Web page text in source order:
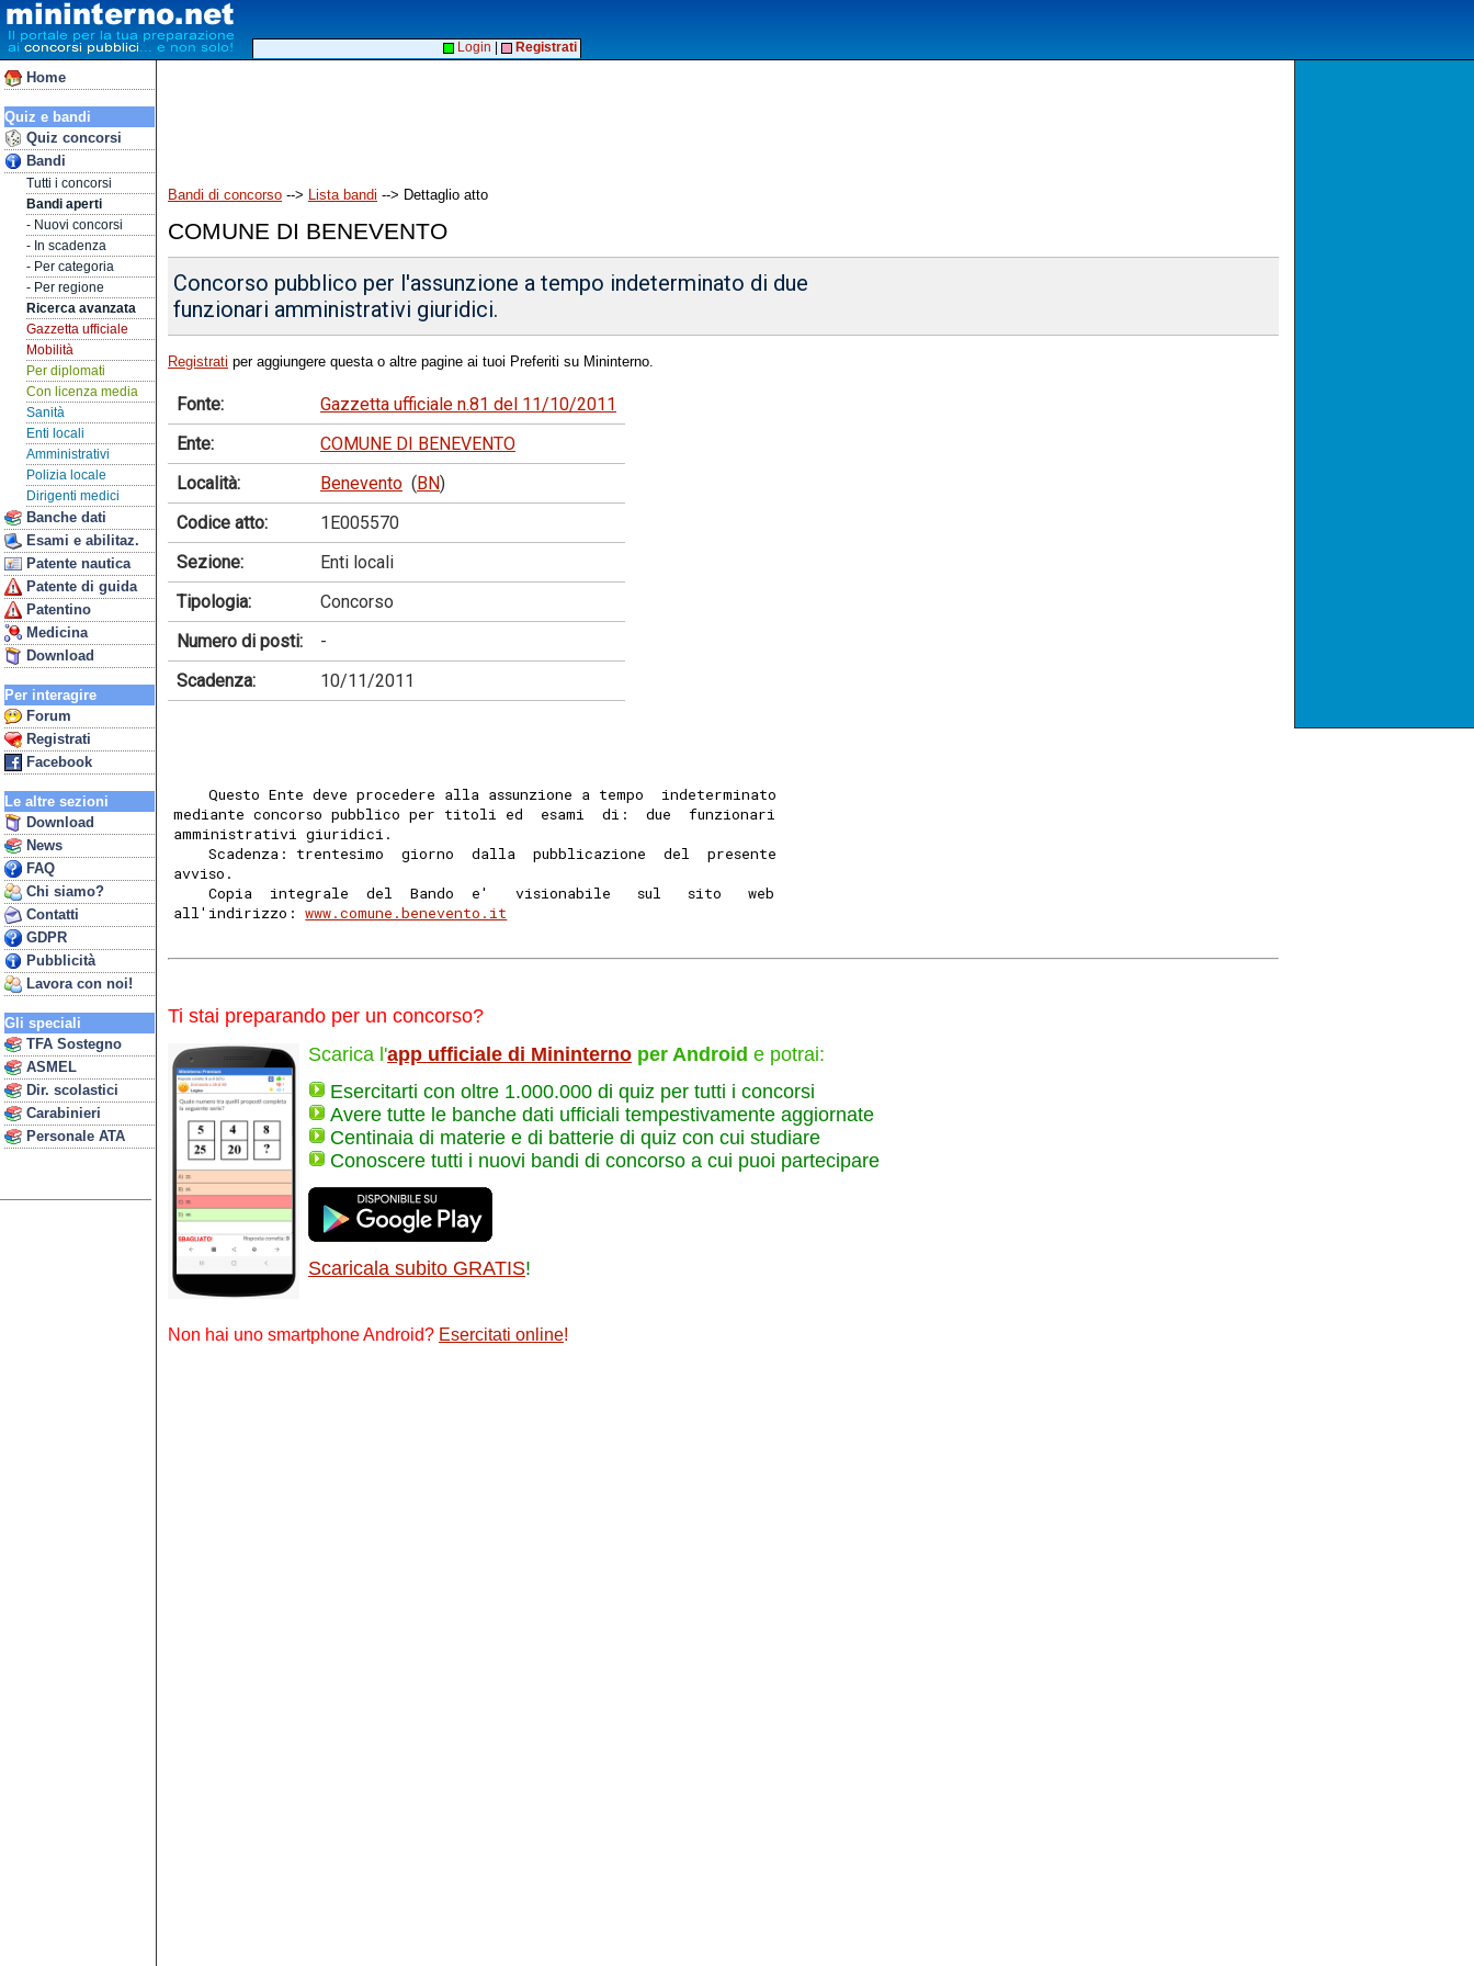
Home
Quiz e bandi
Quiz concorsi
Bandi
Tutti i concorsi
Bandi aperti
- Nuovi concorsi
- In scadenza
- Per categoria
- Per regione
Ricerca avanzata
Gazzetta ufficiale
Mobilità
Per diplomati
Con licenza media
Sanità
Enti locali
Amministrativi
Polizia locale
Dirigenti medici
Banche dati
Esami e abilitaz.
Patente nautica
Patente di guida
Patentino
Medicina
Download
Per interagire
Forum
Registrati
Facebook
Le altre sezioni
Download
News
FAQ
Chi siamo?
Contatti
GDPR
Pubblicità
Lavora con noi!
Gli speciali
TFA Sostegno
ASMEL
Dir. scolastici
Carabinieri
Personale ATA
Login Registrati
Bandi di concorso --> Lista bandi --> Dettaglio atto
COMUNE DI BENEVENTO
Concorso pubblico per l'assunzione a tempo indeterminato di due
funzionari amministrativi giuridici.
Registrati per aggiungere questa o altre pagine ai tuoi Preferiti su Mininterno.
Fonte:
Gazzetta ufficiale n.81 del 11/10/2011
Ente:
COMUNE DI BENEVENTO
Località:
Benevento (BN)
Codice atto:
1E005570
Sezione:
Enti locali
Tipologia:
Concorso
Numero di posti:
-
Scadenza:
10/11/2011
    Questo Ente deve procedere alla assunzione a tempo  indeterminato
mediante concorso pubblico per titoli ed  esami  di:  due  funzionari
amministrativi giuridici.
    Scadenza: trentesimo  giorno  dalla  pubblicazione  del  presente
avviso.
    Copia  integrale  del  Bando  e'   visionabile   sul   sito   web
all'indirizzo: www.comune.benevento.it
Ti stai preparando per un concorso?
Scarica l'app ufficiale di Mininterno per Android e potrai:
Esercitarti con oltre 1.000.000 di quiz per tutti i concorsi
Avere tutte le banche dati ufficiali tempestivamente aggiornate
Centinaia di materie e di batterie di quiz con cui studiare
Conoscere tutti i nuovi bandi di concorso a cui puoi partecipare
Scaricala subito GRATIS!
Non hai uno smartphone Android? Esercitati online!